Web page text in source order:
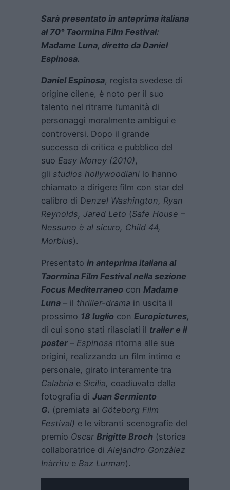
Sarà presentato in anteprima italiana
al 70° Taormina Film Festival:
Madame Luna, diretto da Daniel
Espinosa.
Daniel Espinosa, regista svedese di
origine cilene, è noto per il suo
talento nel ritrarre l’umanità di
personaggi moralmente ambigui e
controversi. Dopo il grande
successo di critica e pubblico del
suo Easy Money (2010),
gli studios hollywoodiani lo hanno
chiamato a dirigere film con star del
calibro di Denzel Washington, Ryan
Reynolds, Jared Leto (Safe House –
Nessuno è al sicuro, Child 44,
Morbius).
Presentato in anteprima italiana al
Taormina Film Festival nella sezione
Focus Mediterraneo con Madame
Luna – il thriller-drama in uscita il
prossimo 18 luglio con Europictures,
di cui sono stati rilasciati il trailer e il
poster – Espinosa ritorna alle sue
origini, realizzando un film intimo e
personale, girato interamente tra
Calabria e Sicilia, coadiuvato dalla
fotografia di Juan Sermiento
G. (premiata al Göteborg Film
Festival) e le vibranti scenografie del
premio Oscar Brigitte Broch (storica
collaboratrice di Alejandro Gonzàlez
Inàrritu e Baz Lurman).